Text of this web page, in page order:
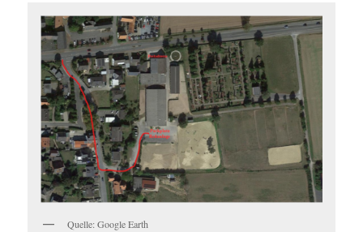
Quelle: Google Earth